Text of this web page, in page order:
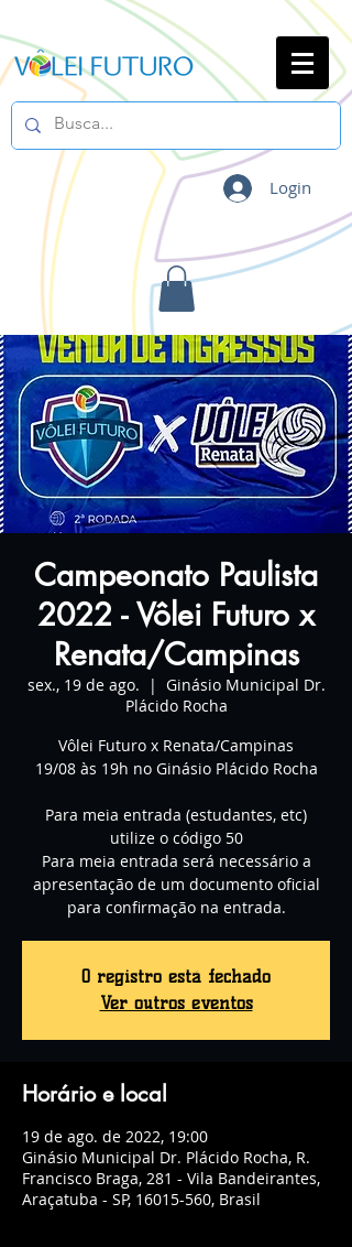
Login
Campeonato Paulista
2022 - Vôlei Futuro x
Renata/Campinas
sex., 19 de ago.
  |
Ginásio Municipal Dr.
Plácido Rocha
Vôlei Futuro x Renata/Campinas
19/08 às 19h no Ginásio Plácido Rocha
Para meia entrada (estudantes, etc)
utilize o código 50
Para meia entrada será necessário a
apresentação de um documento oficial
para confirmação na entrada.
O registro está fechado
Ver outros eventos
Horário e local
19 de ago. de 2022, 19:00
Ginásio Municipal Dr. Plácido Rocha, R.
Francisco Braga, 281 - Vila Bandeirantes,
Araçatuba - SP, 16015-560, Brasil